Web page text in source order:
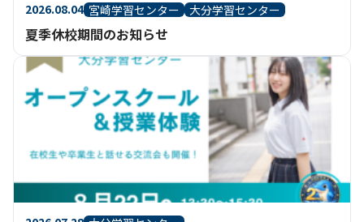
2026.08.04 宮崎学習センター 大分学習センター
夏季休校期間のお知らせ